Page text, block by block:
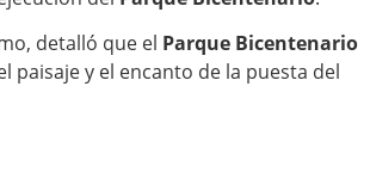
detalló que el Parque Bicentenario
y el encanto de la puesta del